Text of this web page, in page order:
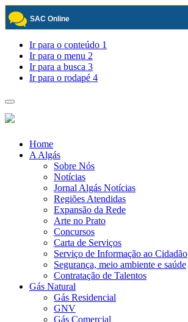
SAC Online
Pular
para
conteúdo
Ir para o conteúdo 1
Ir para o menu 2
Ir para a busca 3
Ir para o rodapé 4
Toggle
navigation
Home
A Algás
Sobre Nós
Notícias
Jornal Algás Notícias
Regiões Atendidas
Expansão da Rede
Arte no Prato
Concursos
Carta de Serviços
Serviço de Informação ao Cidadão
Segurança, meio ambiente e saúde
Contratação de Talentos
Gás Natural
Gás Residencial
GNV
Gás Comercial